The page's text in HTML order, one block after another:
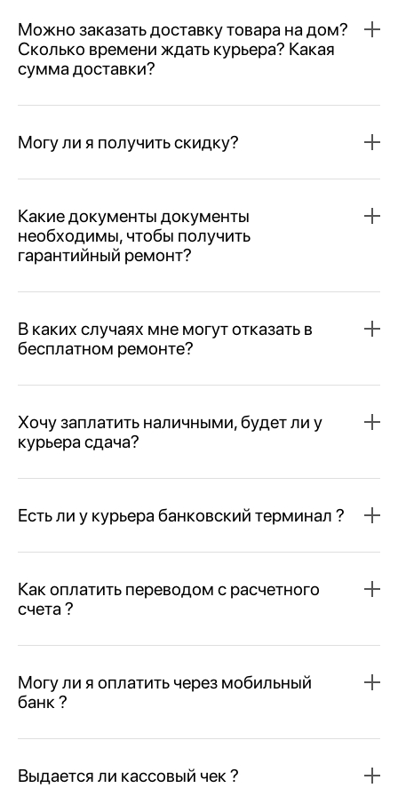
Можно заказать доставку товара на дом?
Сколько времени ждать курьера? Какая
сумма доставки?
Могу ли я получить скидку?
Какие документы документы
необходимы, чтобы получить
гарантийный ремонт?
В каких случаях мне могут отказать в
бесплатном ремонте?
Хочу заплатить наличными, будет ли у
курьера сдача?
Есть ли у курьера банковский терминал ?
Как оплатить переводом с расчетного
счета ?
Могу ли я оплатить через мобильный
банк ?
Выдается ли кассовый чек ?